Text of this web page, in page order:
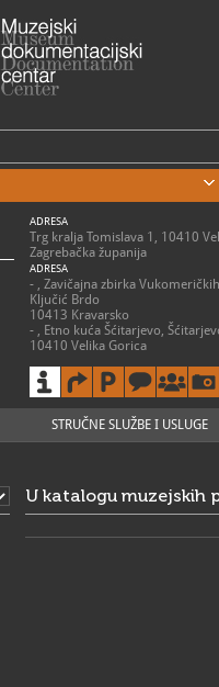
ADRESA
Trg kralja Tomislava 1, 10410
Zagrebačka županija
ADRESA
- , Zavičajna zbirka
Ključić Brdo
10413 Kravarsko
- , Etno kuća Šćitarjevo,
10410 Velika Gorica
10412 Donja Lomnica
RADNO VRIJEME
utorak - petak 9 - 17:30 h
subota i nedjelja 10 - 13 h
T 01/6221-325
STRUČNE SLUŽBE I USLUGE
U katalogu muzejskih